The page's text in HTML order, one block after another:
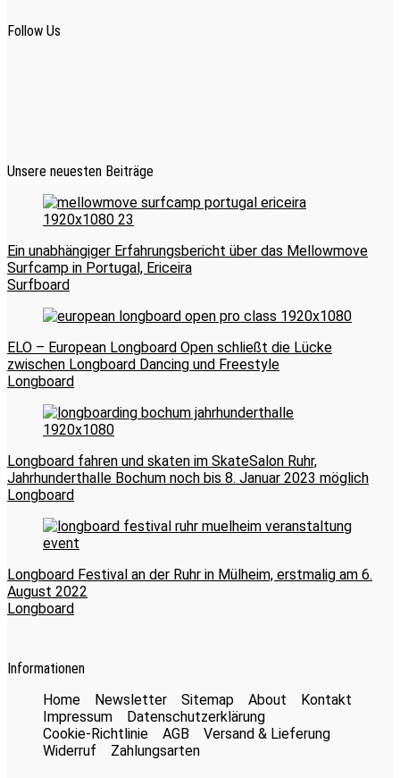
Follow Us
Unsere neuesten Beiträge
Ein unabhängiger Erfahrungsbericht über das Mellowmove
Surfcamp in Portugal, Ericeira
Surfboard
ELO – European Longboard Open schließt die Lücke
zwischen Longboard Dancing und Freestyle
Longboard
Longboard fahren und skaten im SkateSalon Ruhr,
Jahrhunderthalle Bochum noch bis 8. Januar 2023 möglich
Longboard
Longboard Festival an der Ruhr in Mülheim, erstmalig am 6.
August 2022
Longboard
Informationen
Home
Newsletter Sitemap About
Kontakt
Impressum
Datenschutzerklärung
Cookie-Richtlinie
AGB
Versand & Lieferung
Widerruf
Zahlungsarten